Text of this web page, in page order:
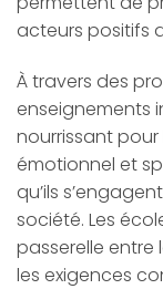
acteurs positifs
À travers des
enseignements
nourrissant
émotionnel et
qu’ils
société. Les
passerelle entre
les exigences